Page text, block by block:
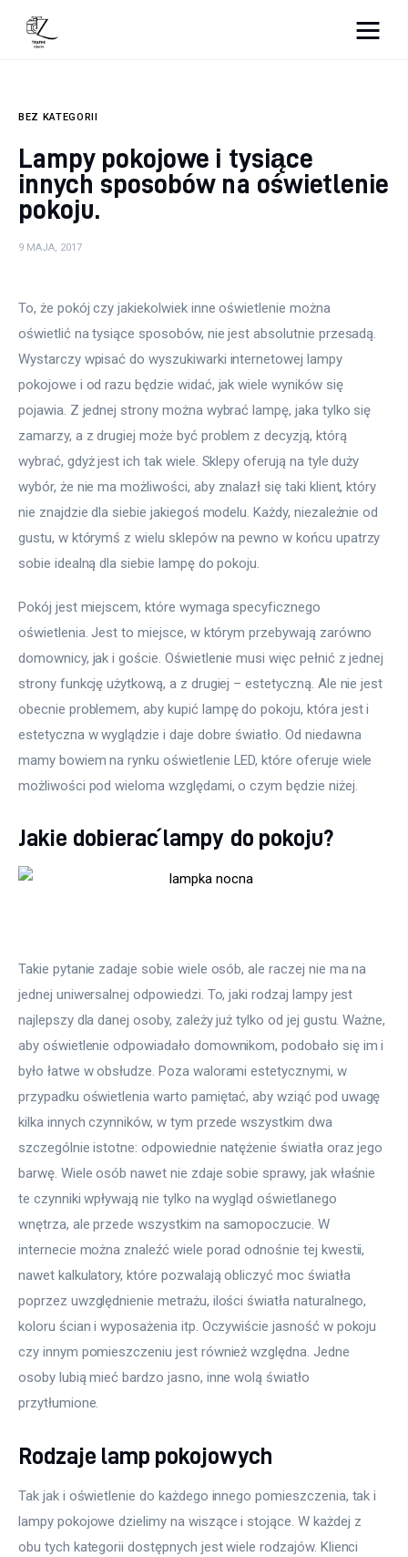
Lifestyle
Zdrowie
Uroda
Więcej
BEZ KATEGORII
Lampy pokojowe i tysiące
innych sposobów na oświetlenie
pokoju.
9 MAJA, 2017
To, że pokój czy jakiekolwiek inne oświetlenie można
oświetlić na tysiące sposobów, nie jest absolutnie przesadą.
Wystarczy wpisać do wyszukiwarki internetowej lampy
pokojowe i od razu będzie widać, jak wiele wyników się
pojawia. Z jednej strony można wybrać lampę, jaka tylko się
zamarzy, a z drugiej może być problem z decyzją, którą
wybrać, gdyż jest ich tak wiele. Sklepy oferują na tyle duży
wybór, że nie ma możliwości, aby znalazł się taki klient, który
nie znajdzie dla siebie jakiegoś modelu. Każdy, niezależnie od
gustu, w którymś z wielu sklepów na pewno w końcu upatrzy
sobie idealną dla siebie lampę do pokoju.
Pokój jest miejscem, które wymaga specyficznego
oświetlenia. Jest to miejsce, w którym przebywają zarówno
domownicy, jak i goście. Oświetlenie musi więc pełnić z jednej
strony funkcję użytkową, a z drugiej – estetyczną. Ale nie jest
obecnie problemem, aby kupić lampę do pokoju, która jest i
estetyczna w wyglądzie i daje dobre światło. Od niedawna
mamy bowiem na rynku oświetlenie LED, które oferuje wiele
możliwości pod wieloma względami, o czym będzie niżej.
Jakie dobierać lampy do pokoju?
Takie pytanie zadaje sobie wiele osób, ale raczej nie ma na
jednej uniwersalnej odpowiedzi. To, jaki rodzaj lampy jest
najlepszy dla danej osoby, zależy już tylko od jej gustu. Ważne,
aby oświetlenie odpowiadało domownikom, podobało się im i
było łatwe w obsłudze. Poza walorami estetycznymi, w
przypadku oświetlenia warto pamiętać, aby wziąć pod uwagę
kilka innych czynników, w tym przede wszystkim dwa
szczególnie istotne: odpowiednie natężenie światła oraz jego
barwę. Wiele osób nawet nie zdaje sobie sprawy, jak właśnie
te czynniki wpływają nie tylko na wygląd oświetlanego
wnętrza, ale przede wszystkim na samopoczucie. W
internecie można znaleźć wiele porad odnośnie tej kwestii,
nawet kalkulatory, które pozwalają obliczyć moc światła
poprzez uwzględnienie metrażu, ilości światła naturalnego,
koloru ścian i wyposażenia itp. Oczywiście jasność w pokoju
czy innym pomieszczeniu jest również względna. Jedne
osoby lubią mieć bardzo jasno, inne wolą światło
przytłumione.
Rodzaje lamp pokojowych
Tak jak i oświetlenie do każdego innego pomieszczenia, tak i
lampy pokojowe dzielimy na wiszące i stojące. W każdej z
obu tych kategorii dostępnych jest wiele rodzajów. Klienci